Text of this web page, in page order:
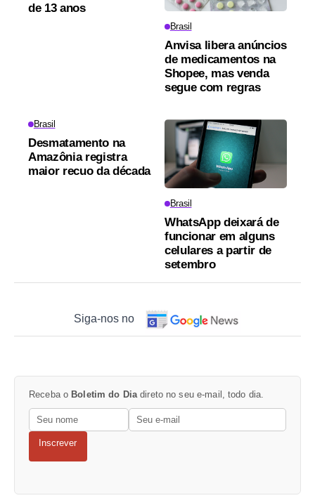
de 13 anos
Brasil
Anvisa libera anúncios
de medicamentos na
Shopee, mas venda
segue com regras
Brasil
Desmatamento na
Amazônia registra
maior recuo da década
Brasil
WhatsApp deixará de
funcionar em alguns
celulares a partir de
setembro
Siga-nos no
Receba o Boletim do Dia direto no seu e-mail, todo dia.
Inscrever